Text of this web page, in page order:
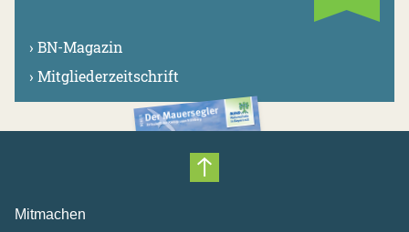
› BN-Magazin
› Mitgliederzeitschrift
Nach oben scrollen
Mitmachen